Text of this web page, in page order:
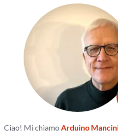
Ciao! Mi chiamo Arduino